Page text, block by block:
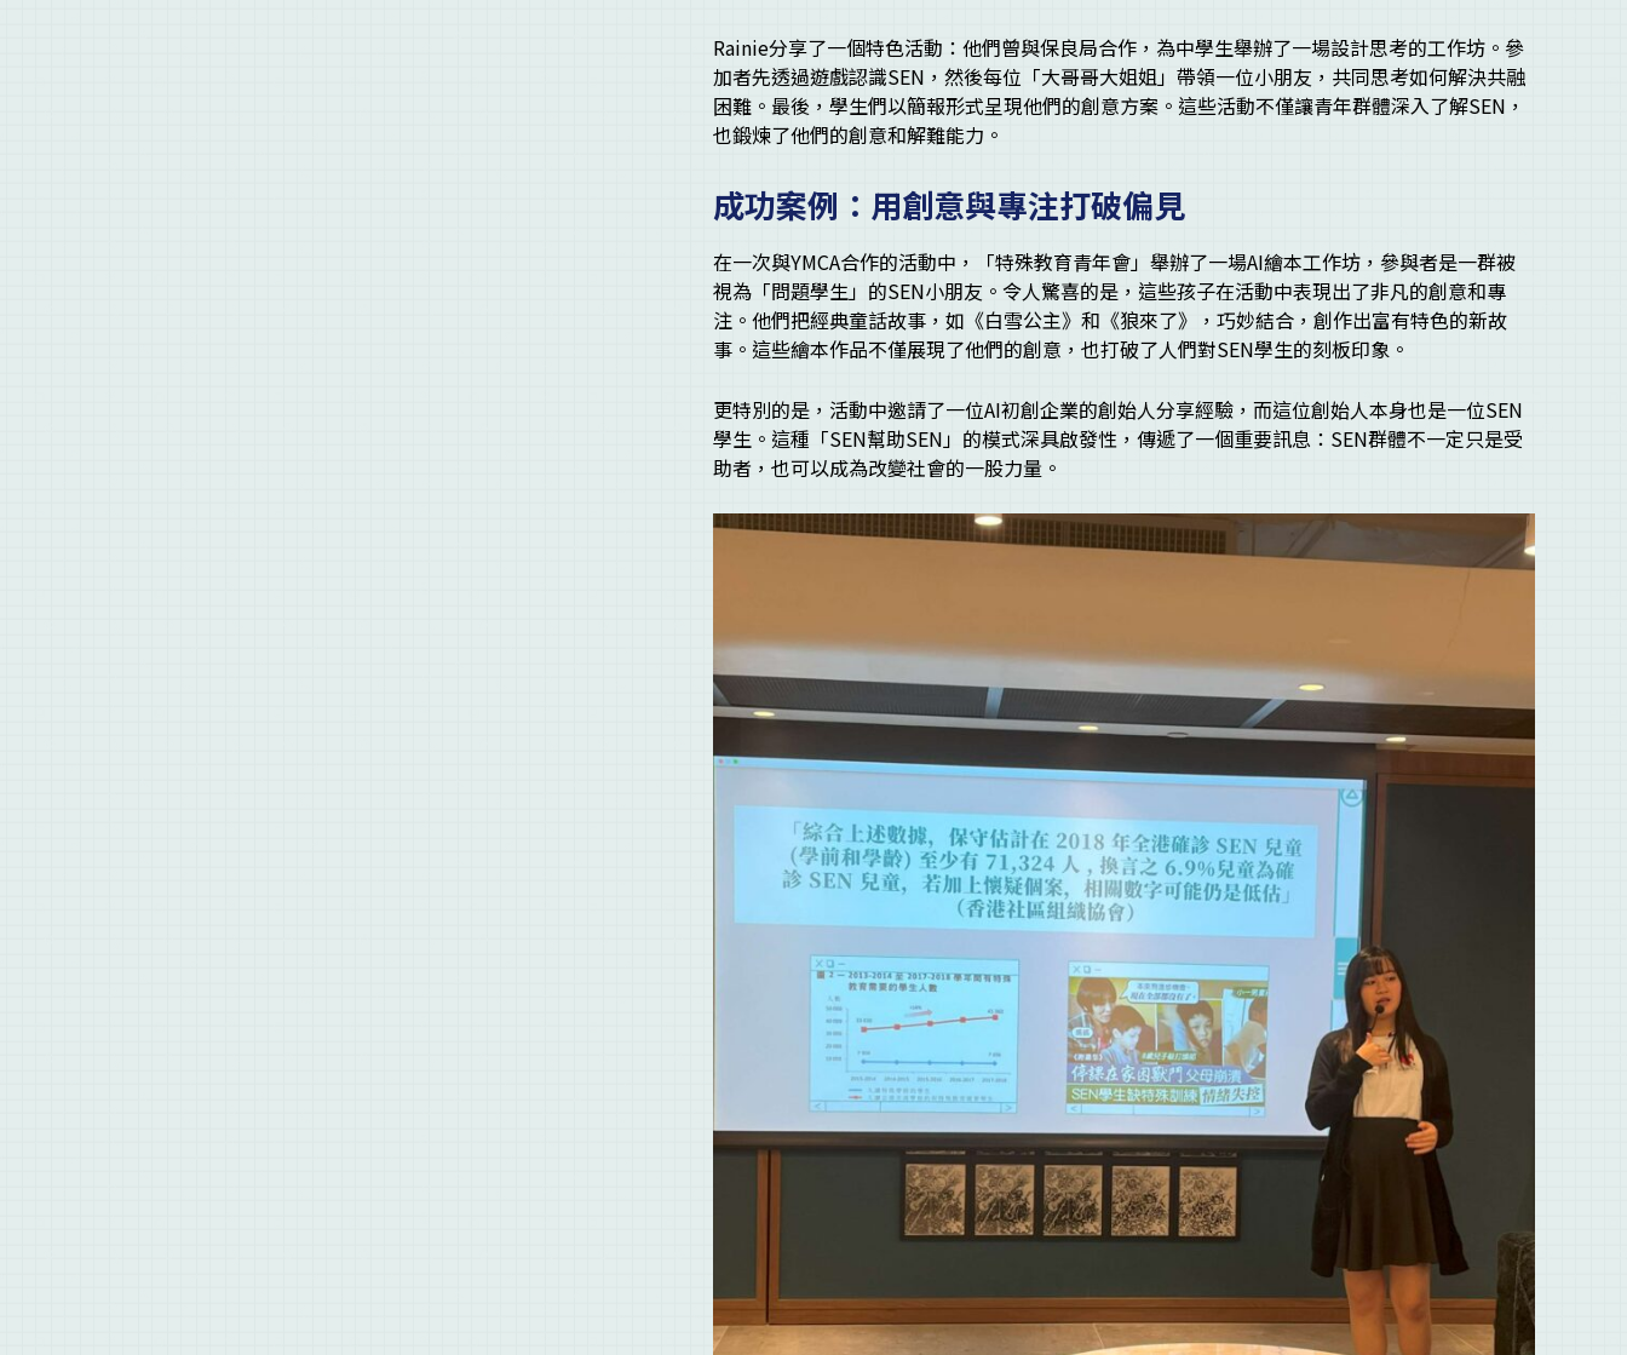
Rainie分享了一個特色活動：他們曾與保良局合作，為中學生舉辦了一場設計思考的工作坊。參
加者先透過遊戲認識SEN，然後每位「大哥哥大姐姐」帶領一位小朋友，共同思考如何解決共融
困難。最後，學生們以簡報形式呈現他們的創意方案。這些活動不僅讓青年群體深入了解SEN，
也鍛煉了他們的創意和解難能力。
成功案例：用創意與專注打破偏見
在一次與YMCA合作的活動中，「特殊教育青年會」舉辦了一場AI繪本工作坊，參與者是一群被
視為「問題學生」的SEN小朋友。令人驚喜的是，這些孩子在活動中表現出了非凡的創意和專
注。他們把經典童話故事，如《白雪公主》和《狼來了》，巧妙結合，創作出富有特色的新故
事。這些繪本作品不僅展現了他們的創意，也打破了人們對SEN學生的刻板印象。
更特別的是，活動中邀請了一位AI初創企業的創始人分享經驗，而這位創始人本身也是一位SEN
學生。這種「SEN幫助SEN」的模式深具啟發性，傳遞了一個重要訊息：SEN群體不一定只是受
助者，也可以成為改變社會的一股力量。